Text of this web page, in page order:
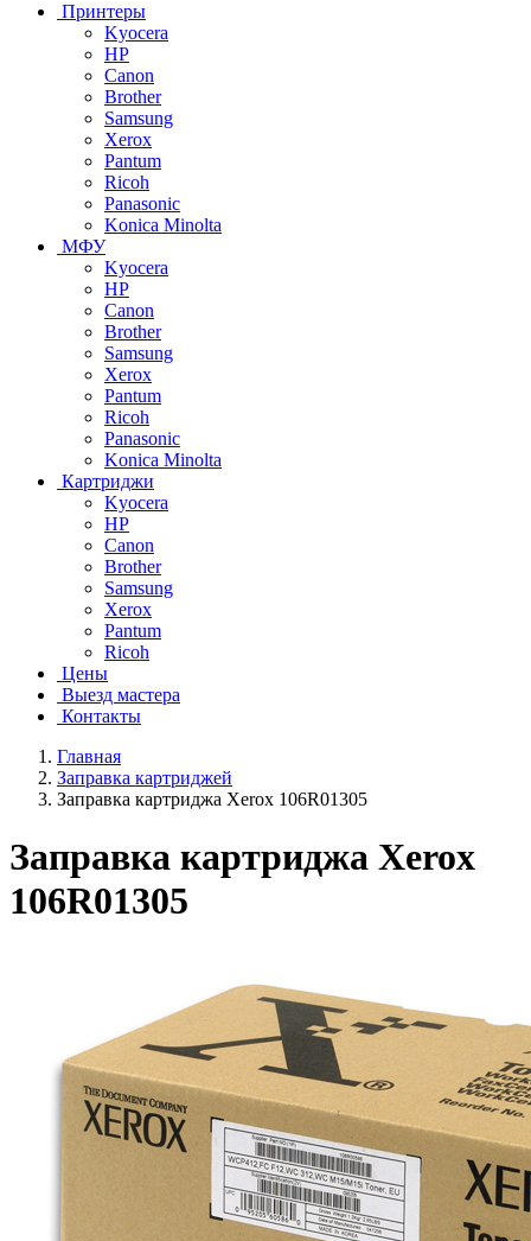
Принтеры
Kyocera
HP
Canon
Brother
Samsung
Xerox
Pantum
Ricoh
Panasonic
Konica Minolta
МФУ
Kyocera
HP
Canon
Brother
Samsung
Xerox
Pantum
Ricoh
Panasonic
Konica Minolta
Картриджи
Kyocera
HP
Canon
Brother
Samsung
Xerox
Pantum
Ricoh
Цены
Выезд мастера
Контакты
Главная
Заправка картриджей
Заправка картриджа Xerox 106R01305
Заправка картриджа Xerox
106R01305